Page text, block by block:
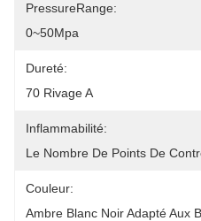
PressureRange:
0~50Mpa
Dureté:
70 Rivage A
Inflammabilité:
Le Nombre De Points De
Couleur:
Ambre Blanc Noir Adapté Aux